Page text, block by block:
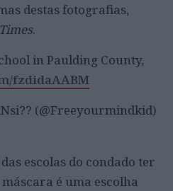
destas fotografias,
.
in Paulding County,
fzdidaAABM
(@Freeyourmindkid)
escolas do condado ter
é uma escolha